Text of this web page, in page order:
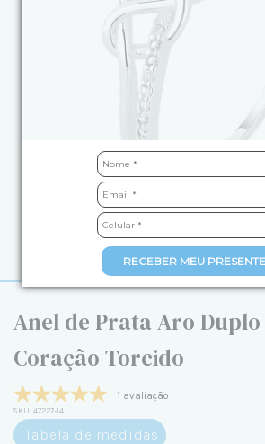
RECEBER MEU
Anel de Prata Aro
Coração Torcido
1 avaliação
SKU: 47227-14
Tabela de medidas